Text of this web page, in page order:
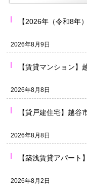
【2026年（令和8年
2026年8月9日
【賃貸マンション
2026年8月8日
【貸戸建住宅】越
2026年8月8日
【築浅賃貸アパー
2026年8月2日